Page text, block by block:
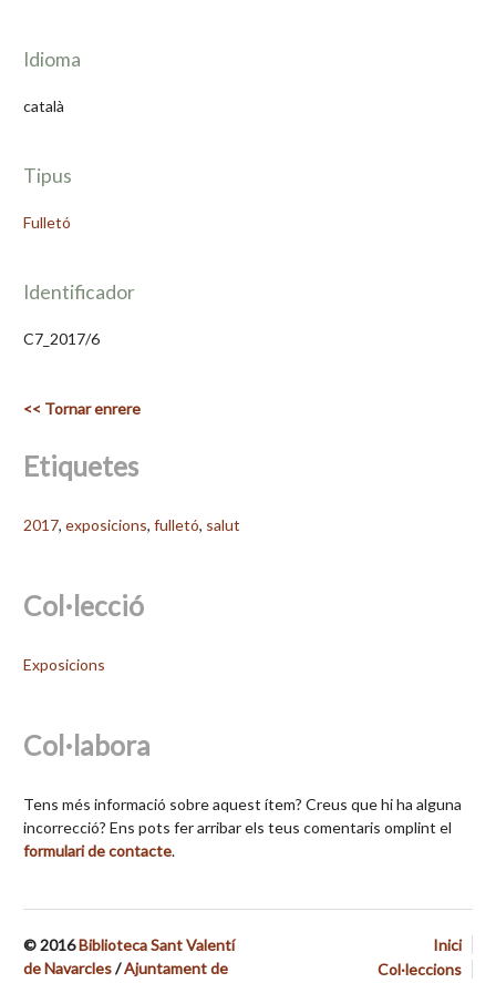
Idioma
català
Tipus
Fulletó
Identificador
C7_2017/6
<< Tornar enrere
Etiquetes
2017, exposicions, fulletó, salut
Col·lecció
Exposicions
Col·labora
Tens més informació sobre aquest ítem? Creus que hi ha alguna
incorrecció? Ens pots fer arribar els teus comentaris omplint el
formulari de contacte.
Inici
Col·leccions
© 2016Biblioteca Sant Valentí
de Navarcles/Ajuntament de